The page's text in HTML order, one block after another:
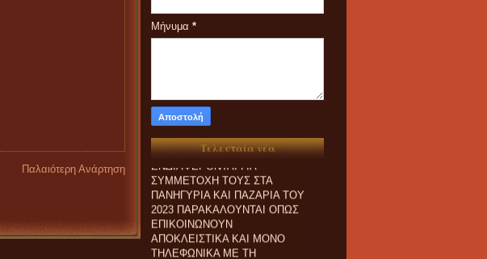
Παλαιότερη Ανάρτηση
Μήνυμα *
Τελευταία νέα
ΕΝΔΙΑΦΕΡΟΝΤΑΙ ΓΙΑ
ΠΑΝΗΓΥΡΙΑ ΚΑΙ ΠΑZΑΡΙΑ ΤΟΥ
2023 ΠΑΡΑΚΑΛΟΥΝΤΑΙ ΟΠΩΣ
ΕΠΙΚΟΙΝΩΝΟΥΝ
ΑΠΟΚΛΕΙΣΤΙΚΑ ΚΑΙ ΜΟΝΟ
ΤΗΛΕΦΩΝΙΚΑ ΜΕ ΤΗ
ΓΡΑΜΜΑΤΕΙΑ ΜΑΣ.